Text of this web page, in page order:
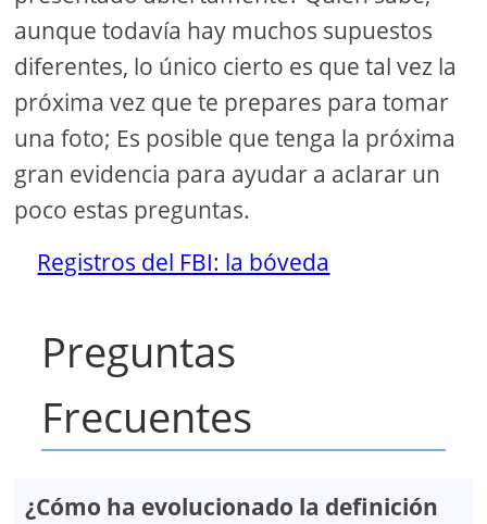
aunque todavía hay muchos supuestos
diferentes, lo único cierto es que tal vez la
próxima vez que te prepares para tomar
una foto; Es posible que tenga la próxima
gran evidencia para ayudar a aclarar un
poco estas preguntas.
Registros del FBI: la bóveda
Preguntas
Frecuentes
¿Cómo ha evolucionado la definición